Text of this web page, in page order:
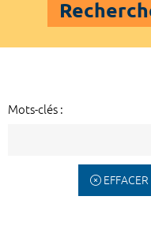
Mots-clés :
EFFACER